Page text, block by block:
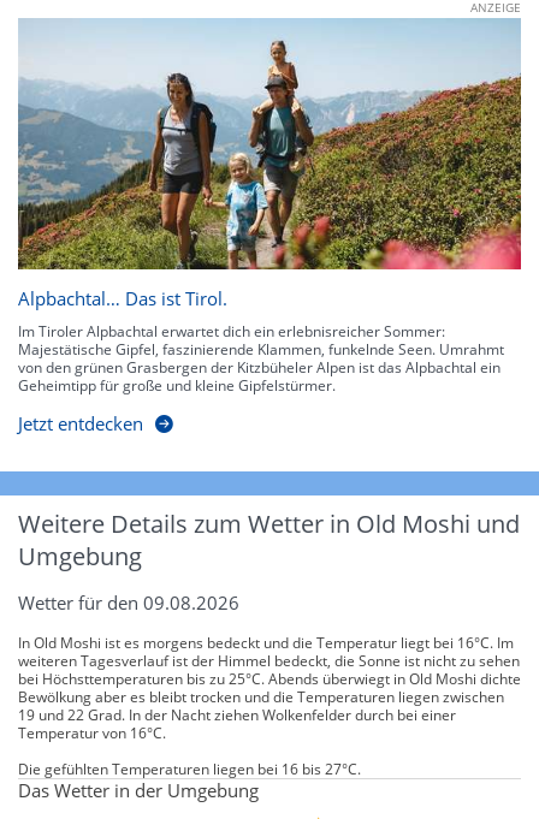
ANZEIGE
Alpbachtal… Das ist Tirol.
Im Tiroler Alpbachtal erwartet dich ein erlebnisreicher Sommer:
Majestätische Gipfel, faszinierende Klammen, funkelnde Seen. Umrahmt
von den grünen Grasbergen der Kitzbüheler Alpen ist das Alpbachtal ein
Geheimtipp für große und kleine Gipfelstürmer.
Jetzt entdecken
Weitere Details zum Wetter in Old Moshi und
Umgebung
Wetter für den 09.08.2026
In Old Moshi ist es morgens bedeckt und die Temperatur liegt bei 16°C. Im
weiteren Tagesverlauf ist der Himmel bedeckt, die Sonne ist nicht zu sehen
bei Höchsttemperaturen bis zu 25°C. Abends überwiegt in Old Moshi dichte
Bewölkung aber es bleibt trocken und die Temperaturen liegen zwischen
19 und 22 Grad. In der Nacht ziehen Wolkenfelder durch bei einer
Temperatur von 16°C.
Die gefühlten Temperaturen liegen bei 16 bis 27°C.
Das Wetter in der Umgebung